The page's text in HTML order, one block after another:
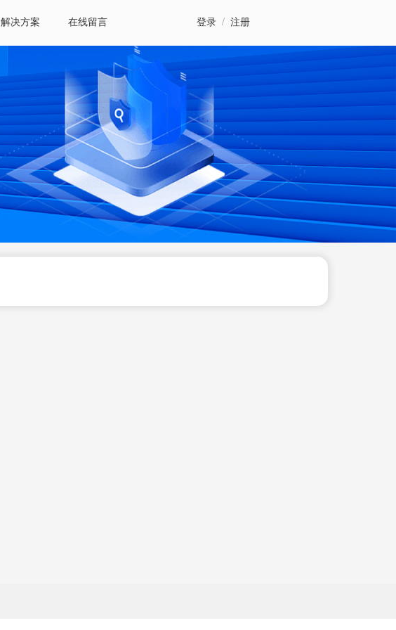
解决方案 在线留言 登录 / 注册